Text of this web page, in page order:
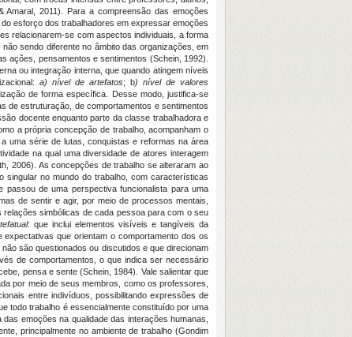
2011). Para a compreensão das emoções
esforço dos trabalhadores em expressar emoções
relacionarem-se com aspectos individuais, a forma
sendo diferente no âmbito das organizações, em
ações, pensamentos e sentimentos (Schein, 1992).
ou integração interna, que quando atingem níveis
a) nível de artefatos; b) nível de valores
de forma específica. Desse modo, justifica-se
de estruturação, de comportamentos e sentimentos
docente enquanto parte da classe trabalhadora e
a própria concepção de trabalho, acompanham o
uma série de lutas, conquistas e reformas na área
na qual uma diversidade de atores interagem
2006). As concepções de trabalho se alteraram ao
no mundo do trabalho, com características
passou de uma perspectiva funcionalista para uma
de sentir e agir, por meio de processos mentais,
simbólicas de cada pessoa para com o seu
: que inclui elementos visíveis e tangíveis da
que orientam o comportamento dos os
são questionados ou discutidos e que direcionam
de comportamentos, o que indica ser necessário
pensa e sente (Schein, 1984). Vale salientar que
por meio de seus membros, como os professores,
entre indivíduos, possibilitando expressões de
todo trabalho é essencialmente constituído por uma
emoções na qualidade das interações humanas,
principalmente no ambiente de trabalho (Gondim